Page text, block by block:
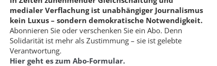
medialer Verflachung ist unabhängiger Journalismus
kein Luxus – sondern demokratische Notwendigkeit.
Abonnieren Sie oder verschenken Sie ein Abo. Denn
Solidarität ist mehr als Zustimmung – sie ist gelebte
Verantwortung.
Hier geht es zum Abo-Formular.